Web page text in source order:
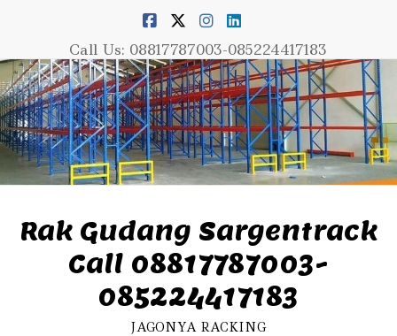
Call Us: 08817787003-085224417183
Rak Gudang Sargentrack
Call 08817787003-
085224417183
JAGONYA RACKING